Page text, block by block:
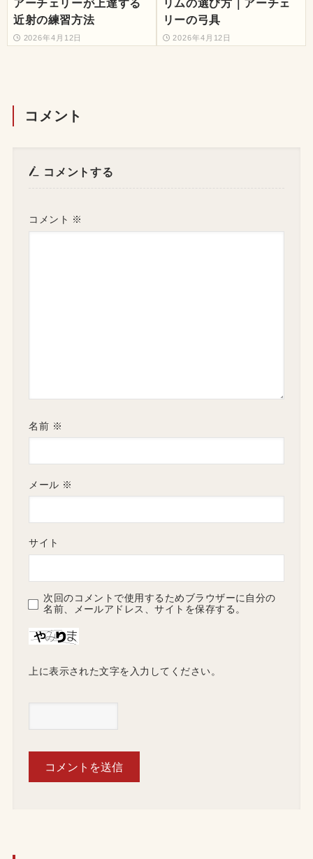
アーチェリーが上達する
近射の練習方法
2026年4月12日
リムの選び方｜アーチェ
リーの弓具
2026年4月12日
コメント
コメントする
コメント ※
名前 ※
メール ※
サイト
次回のコメントで使用するためブラウザーに自分の
名前、メールアドレス、サイトを保存する。
上に表示された文字を入力してください。